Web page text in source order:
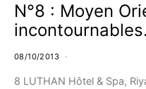
N°8 : Moyen
incontournables.
08/10/2013
8 LUTHAN Hôtel & Spa,